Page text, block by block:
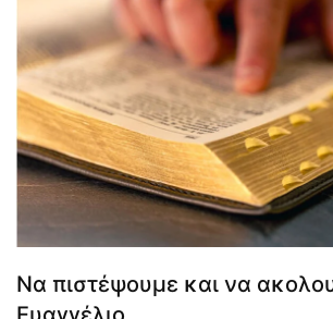
Να πιστέψουμε και να